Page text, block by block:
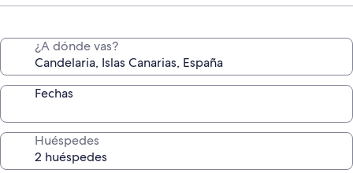
¿A dónde vas?
Fechas
Huéspedes